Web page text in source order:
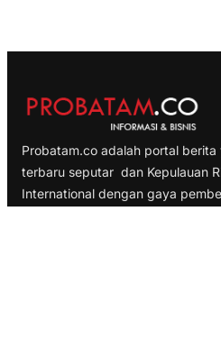
Probatam.co adalah portal
terbaru seputar dan Kepulauan
International dengan gaya